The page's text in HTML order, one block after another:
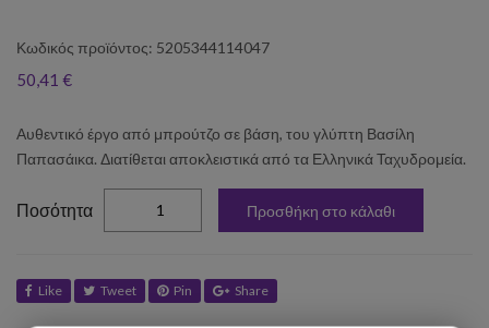
Κωδικός προϊόντος: 5205344114047
50,41 €
Αυθεντικό έργο από μπρούτζο σε βάση, του γλύπτη Βασίλη
Παπασάικα. Διατίθεται αποκλειστικά από τα Ελληνικά Ταχυδρομεία.
Ποσότητα Προσθήκη στο κάλαθι
Like Tweet Pin Share